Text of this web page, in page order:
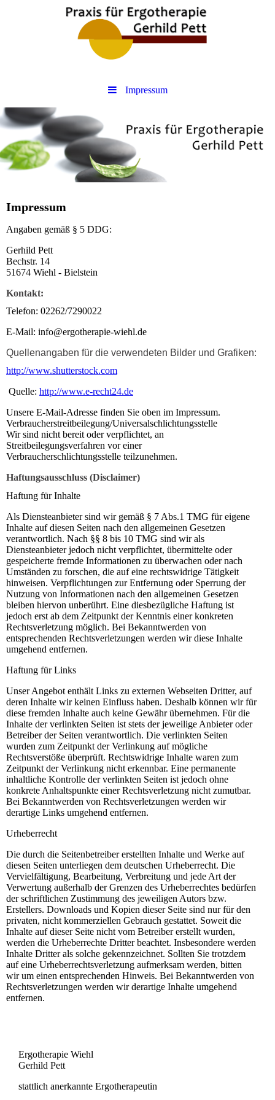
Impressum
Impressum
Angaben gemäß § 5 DDG:
Gerhild Pett
Bechstr. 14
51674 Wiehl - Bielstein
Kontakt:
Telefon: 02262/7290022
E-Mail: info@ergotherapie-wiehl.de
Quellenangaben für die verwendeten Bilder und Grafiken:
http://www.shutterstock.com
Quelle: http://www.e-recht24.de
Unsere E-Mail-Adresse finden Sie oben im Impressum.
Verbraucherstreitbeilegung/Universalschlichtungsstelle
Wir sind nicht bereit oder verpflichtet, an
Streitbeilegungsverfahren vor einer
Verbraucherschlichtungsstelle teilzunehmen.
Haftungsausschluss (Disclaimer)
Haftung für Inhalte
Als Diensteanbieter sind wir gemäß § 7 Abs.1 TMG für eigene
Inhalte auf diesen Seiten nach den allgemeinen Gesetzen
verantwortlich. Nach §§ 8 bis 10 TMG sind wir als
Diensteanbieter jedoch nicht verpflichtet, übermittelte oder
gespeicherte fremde Informationen zu überwachen oder nach
Umständen zu forschen, die auf eine rechtswidrige Tätigkeit
hinweisen. Verpflichtungen zur Entfernung oder Sperrung der
Nutzung von Informationen nach den allgemeinen Gesetzen
bleiben hiervon unberührt. Eine diesbezügliche Haftung ist
jedoch erst ab dem Zeitpunkt der Kenntnis einer konkreten
Rechtsverletzung möglich. Bei Bekanntwerden von
entsprechenden Rechtsverletzungen werden wir diese Inhalte
umgehend entfernen.
Haftung für Links
Unser Angebot enthält Links zu externen Webseiten Dritter, auf
deren Inhalte wir keinen Einfluss haben. Deshalb können wir für
diese fremden Inhalte auch keine Gewähr übernehmen. Für die
Inhalte der verlinkten Seiten ist stets der jeweilige Anbieter oder
Betreiber der Seiten verantwortlich. Die verlinkten Seiten
wurden zum Zeitpunkt der Verlinkung auf mögliche
Rechtsverstöße überprüft. Rechtswidrige Inhalte waren zum
Zeitpunkt der Verlinkung nicht erkennbar. Eine permanente
inhaltliche Kontrolle der verlinkten Seiten ist jedoch ohne
konkrete Anhaltspunkte einer Rechtsverletzung nicht zumutbar.
Bei Bekanntwerden von Rechtsverletzungen werden wir
derartige Links umgehend entfernen.
Urheberrecht
Die durch die Seitenbetreiber erstellten Inhalte und Werke auf
diesen Seiten unterliegen dem deutschen Urheberrecht. Die
Vervielfältigung, Bearbeitung, Verbreitung und jede Art der
Verwertung außerhalb der Grenzen des Urheberrechtes bedürfen
der schriftlichen Zustimmung des jeweiligen Autors bzw.
Erstellers. Downloads und Kopien dieser Seite sind nur für den
privaten, nicht kommerziellen Gebrauch gestattet. Soweit die
Inhalte auf dieser Seite nicht vom Betreiber erstellt wurden,
werden die Urheberrechte Dritter beachtet. Insbesondere werden
Inhalte Dritter als solche gekennzeichnet. Sollten Sie trotzdem
auf eine Urheberrechtsverletzung aufmerksam werden, bitten
wir um einen entsprechenden Hinweis. Bei Bekanntwerden von
Rechtsverletzungen werden wir derartige Inhalte umgehend
entfernen.
Ergotherapie Wiehl
Gerhild Pett
stattlich anerkannte Ergotherapeutin